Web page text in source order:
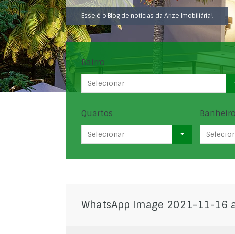
Esse é o Blog de notícias da Arize Imobiliária!
Bairro
Selecionar
Quartos
Selecionar
WhatsApp Image 2021-11-16